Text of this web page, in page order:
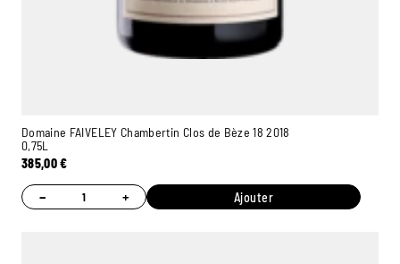
Domaine FAIVELEY Chambertin Clos de Bèze 18 2018
0,75L
385,00€
− + Ajouter